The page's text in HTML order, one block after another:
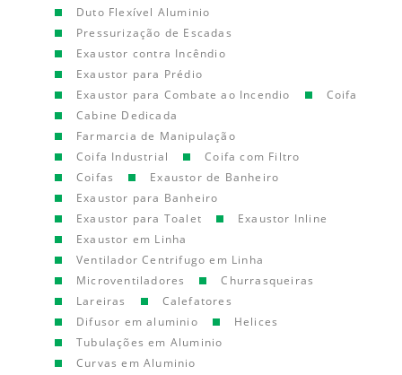
Duto Flexível Aluminio
Pressurização de Escadas
Exaustor contra Incêndio
Exaustor para Prédio
Exaustor para Combate ao Incendio
Coifa
Cabine Dedicada
Farmarcia de Manipulação
Coifa Industrial
Coifa com Filtro
Coifas
Exaustor de Banheiro
Exaustor para Banheiro
Exaustor para Toalet
Exaustor Inline
Exaustor em Linha
Ventilador Centrifugo em Linha
Microventiladores
Churrasqueiras
Lareiras
Calefatores
Difusor em aluminio
Helices
Tubulações em Aluminio
Curvas em Aluminio